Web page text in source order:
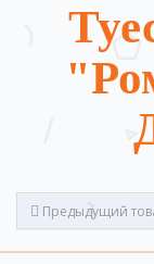
Предыдущий